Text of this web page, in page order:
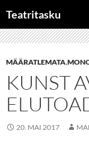
sisu
juurde
Teatritasku
MÄÄRATLEMATA,
KUNST
20. MAI 2017